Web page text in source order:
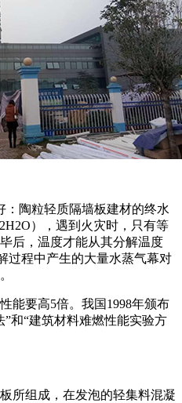
：陶粒轻质隔墙板建材的终水
），遇到火灾时，只有等
后，温度才能从其分解温度
过程中产生的大量水蒸气幕对
能要高5倍。我国1998年颁布
和“建筑材料难燃性能实验方
所组成，在发泡的轻集料混凝